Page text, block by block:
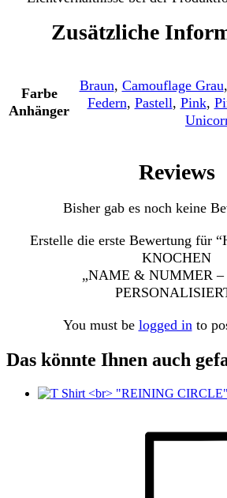
Zusätzliche
Farbe
Anhänger
Braun, Camouflage Grau,
Federn, Pastell, Pink,
Reviews
Bisher gab es noch keine
Erstelle die erste Bewertung für
KNOCHEN
„NAME & NUMMER –
You must be logged in to
Das könnte Ihnen auch